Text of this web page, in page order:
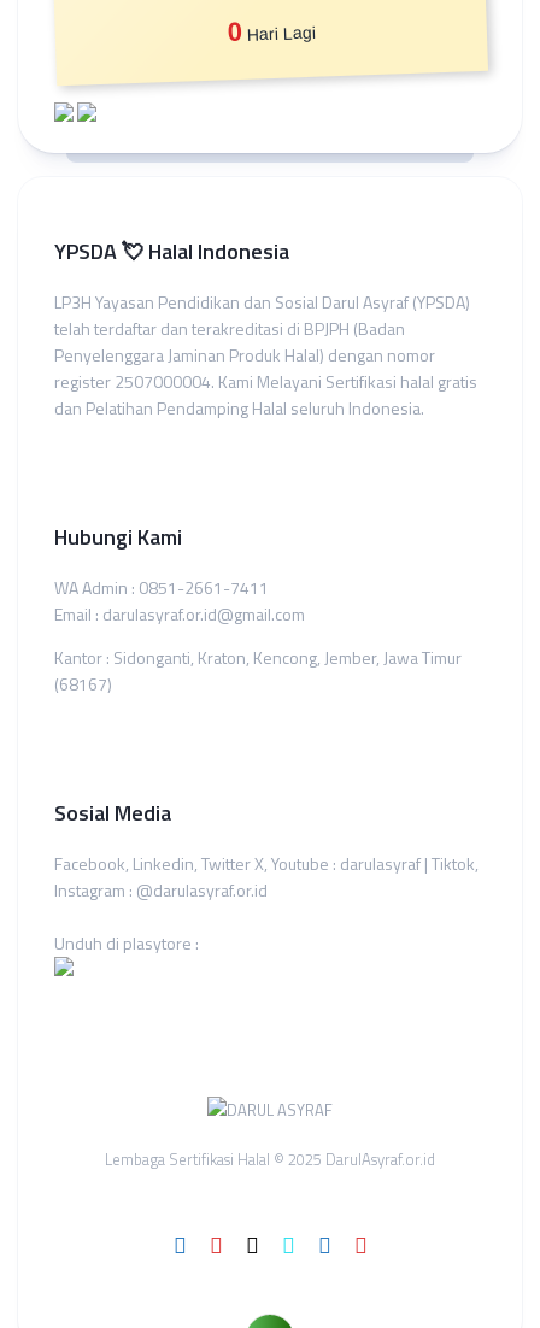
0 Hari Lagi
YPSDA 💘 Halal Indonesia
LP3H Yayasan Pendidikan dan Sosial Darul Asyraf (YPSDA)
telah terdaftar dan terakreditasi di BPJPH (Badan
Penyelenggara Jaminan Produk Halal) dengan nomor
register 2507000004. Kami Melayani Sertifikasi halal gratis
dan Pelatihan Pendamping Halal seluruh Indonesia.
Hubungi Kami
WA Admin : 0851-2661-7411
Email : darulasyraf.or.id@gmail.com
Kantor : Sidonganti, Kraton, Kencong, Jember, Jawa Timur
(68167)
Sosial Media
Facebook, Linkedin, Twitter X, Youtube : darulasyraf | Tiktok,
Instagram : @darulasyraf.or.id
Unduh di plasytore :
Lembaga Sertifikasi Halal © 2025 DarulAsyraf.or.id